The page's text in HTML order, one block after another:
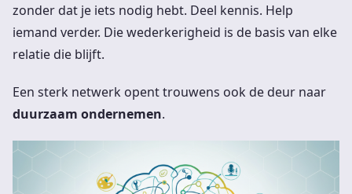
zonder dat je iets nodig hebt. Deel kennis. Help
iemand verder. Die wederkerigheid is de basis van elke
relatie die blijft.
Een sterk netwerk opent trouwens ook de deur naar
duurzaam ondernemen.